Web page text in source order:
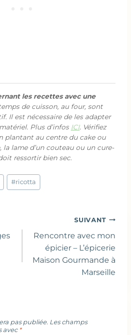
les recettes avec une
de cuisson, au four, sont
Il est nécessaire de les adapter
Plus d’infos ICI. Vérifiez
plantant au centre du cake ou
la lame d’un couteau ou un cure-
ressortir bien sec.
#ricotta
SUIVANT
Rencontre avec mon
épicier – L’épicerie
Maison Gourmande à
Marseille
pas publiée. Les champs
avec *